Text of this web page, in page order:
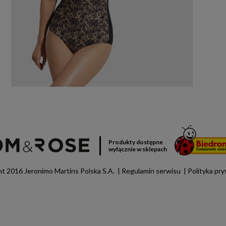
Produkty dostępne
wyłącznie w sklepach
2016 Jeronimo Martins Polska S.A. Regulamin serwisu Polityka